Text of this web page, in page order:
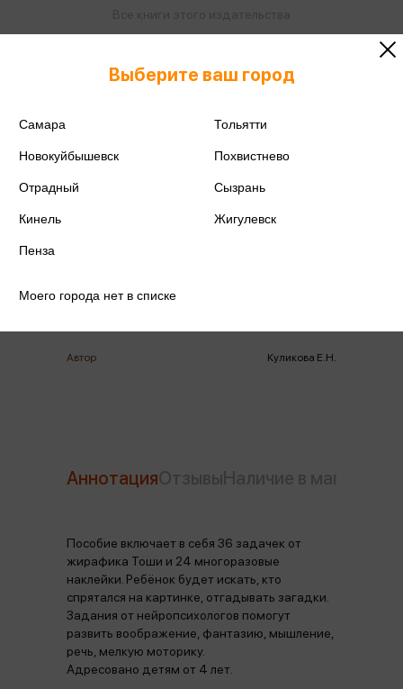
ISBN 978-5-8112-7989-0
Автор Куликова Е.Н.
Все книги этого автора
Поделиться
Аннотация
Пособие включает в себя 36 задачек от
жирафика Тоши и 24 многоразовые
наклейки. Ребёнок будет искать, кто
спрятался на картинке, отгадывать загадки.
Задания от нейропсихологов помогут
развить воображение, фантазию, мышление,
речь, мелкую моторику.
Адресовано детям от 4 лет.
Выберите ваш город
Самара Тольятти
Новокуйбышевск Похвистнево
Отрадный Сызрань
Кинель Жигулевск
Пенза
Моего города нет в списке